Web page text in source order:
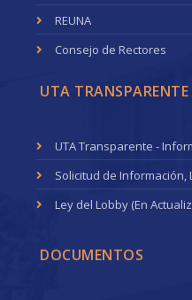
REUNA
Consejo de Rectores
UTA TRANSPARENTE
UTA Transparente -
Solicitud de Información,
Ley del Lobby (En
DOCUMENTOS